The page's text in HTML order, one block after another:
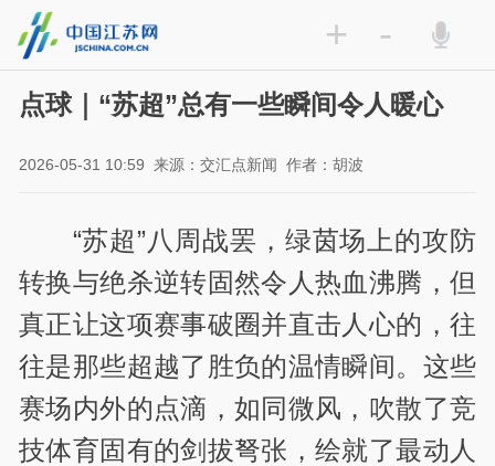
+ -
点球｜“苏超”总有一些瞬间令人暖心
2026-05-31 10:59 来源：交汇点新闻 作者：胡波
“苏超”八周战罢，绿茵场上的攻防
转换与绝杀逆转固然令人热血沸腾，但
真正让这项赛事破圈并直击人心的，往
往是那些超越了胜负的温情瞬间。这些
赛场内外的点滴，如同微风，吹散了竞
技体育固有的剑拔弩张，绘就了最动人